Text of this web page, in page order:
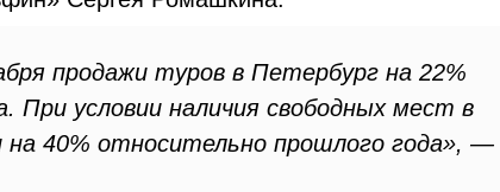
продажи туров в Петербург на 22%
При условии наличия свободных мест в
40% относительно прошлого года», —